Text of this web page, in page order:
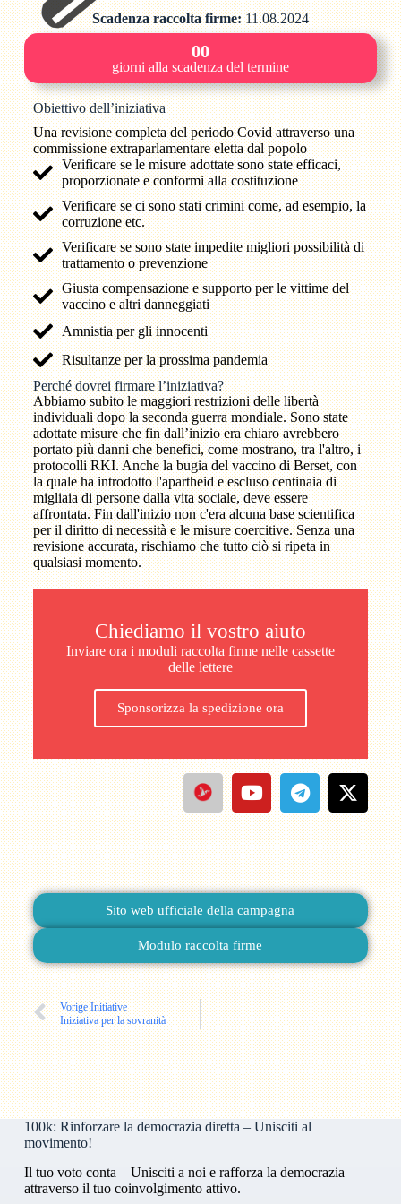
Scadenza raccolta firme:11.08.2024
00
giorni alla scadenza del termine
Obiettivo dell’iniziativa
Una revisione completa del periodo Covid attraverso una
commissione extraparlamentare eletta dal popolo
Verificare se le misure adottate sono state efficaci,
proporzionate e conformi alla costituzione
Verificare se ci sono stati crimini come, ad esempio, la
corruzione etc.
Verificare se sono state impedite migliori possibilità di
trattamento o prevenzione
Giusta compensazione e supporto per le vittime del
vaccino e altri danneggiati
Amnistia per gli innocenti
Risultanze per la prossima pandemia
Perché dovrei firmare l’iniziativa?
Abbiamo subito le maggiori restrizioni delle libertà
individuali dopo la seconda guerra mondiale. Sono state
adottate misure che fin dall’inizio era chiaro avrebbero
portato più danni che benefici, come mostrano, tra l'altro, i
protocolli RKI. Anche la bugia del vaccino di Berset, con
la quale ha introdotto l'apartheid e escluso centinaia di
migliaia di persone dalla vita sociale, deve essere
affrontata. Fin dall'inizio non c'era alcuna base scientifica
per il diritto di necessità e le misure coercitive. Senza una
revisione accurata, rischiamo che tutto ciò si ripeta in
qualsiasi momento.
Chiediamo il vostro aiuto
Inviare ora i moduli raccolta firme nelle cassette
delle lettere
Sponsorizza la spedizione ora
Sito web ufficiale della campagna
Modulo raccolta firme
Vorige Initiative
Iniziativa per la sovranità
100k: Rinforzare la democrazia diretta – Unisciti al
movimento!
Il tuo voto conta – Unisciti a noi e rafforza la democrazia
attraverso il tuo coinvolgimento attivo.